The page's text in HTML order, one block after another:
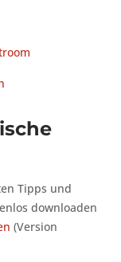
Tipps und
downloaden
(Version